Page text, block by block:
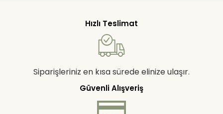
Hızlı Teslimat
Siparişleriniz en kısa sürede elinize ulaşır.
Güvenli Alışveriş